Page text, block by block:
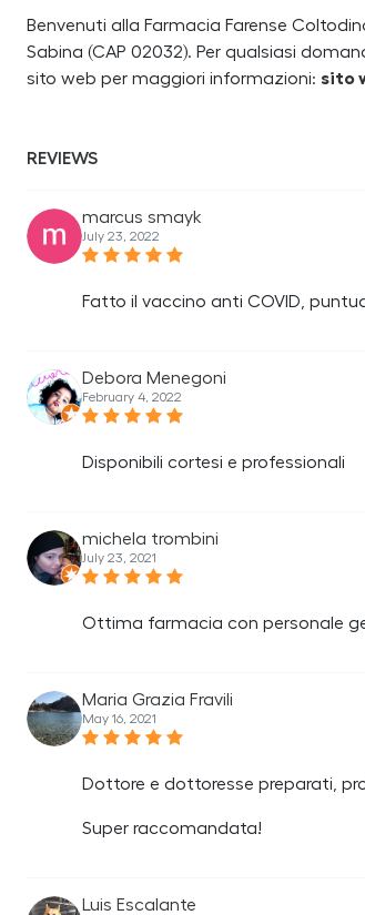
Benvenuti alla Farmacia Farense
Sabina (CAP 02032). Per qualsiasi
sito web per maggiori informazioni: sito
REVIEWS
marcus smayk
July 23, 2022
Fatto il vaccino anti COVID,
Debora Menegoni
February 4, 2022
Disponibili cortesi e professionali
michela trombini
July 23, 2021
Ottima farmacia con personale
Maria Grazia Fravili
May 16, 2021
Dottore e dottoresse preparati,
Super raccomandata!
Luis Escalante